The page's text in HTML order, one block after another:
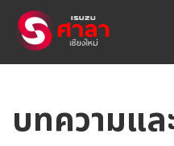
บทความแล